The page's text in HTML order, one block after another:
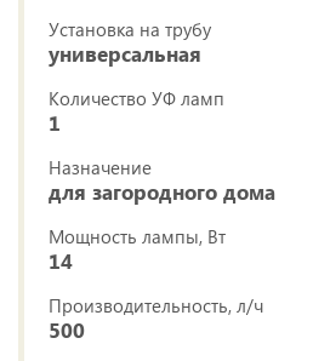
Установка на трубу
универсальная
Количество УФ ламп
1
Назначение
для загородного дома
Мощность лампы, Вт
14
Производительность, л/ч
500